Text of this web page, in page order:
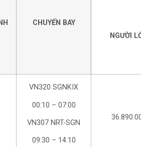
CHUYẾN BAY
NGƯỜI LỚN
VN320 SGNKIX
00:10 – 07:00
VN307 NRT-SGN
09:30 – 14:10
36.890.000